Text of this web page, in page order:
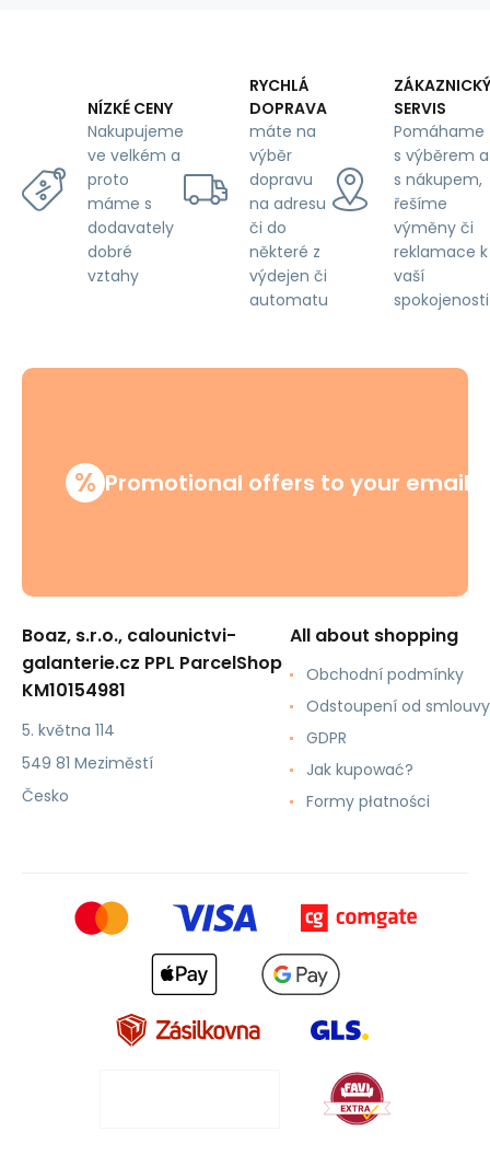
NÍZKÉ CENY
Nakupujeme
ve velkém a
proto
máme s
dodavately
dobré
vztahy
RYCHLÁ
DOPRAVA
máte na
výběr
dopravu
na adresu
či do
některé z
výdejen či
automatu
ZÁKAZNICKÝ
SERVIS
Pomáhame
s výběrem a
s nákupem,
řešíme
výměny či
reklamace k
vaší
spokojenosti
% Promotional offers to your email
Boaz, s.r.o., calounictvi-
galanterie.cz PPL ParcelShop
KM10154981
5. května 114
549 81 Meziměstí
Česko
All about shopping
Obchodní podmínky
Odstoupení od smlouvy
GDPR
Jak kupować?
Formy płatności